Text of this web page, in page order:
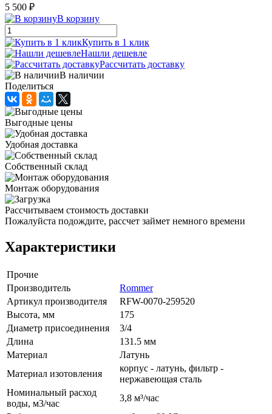
5 500 ₽
В корзину
Купить в 1 клик
Нашли дешевле
Рассчитать доставку
В наличии
Поделиться
Выгодные цены
Удобная доставка
Собственный склад
Монтаж оборудования
Рассчитываем стоимость доставки
Пожалуйста подождите, рассчет займет немного времени
Характеристики
Прочие
Производитель
Rommer
Артикул производителя
RFW-0070-259520
Высота, мм
175
Диаметр присоединения
3/4
Длина
131.5 мм
Материал
Латунь
Материал изотовления
корпус - латунь, фильтр -
нержавеющая сталь
Номинальный расход
воды, м3/час
3,8 м³/час